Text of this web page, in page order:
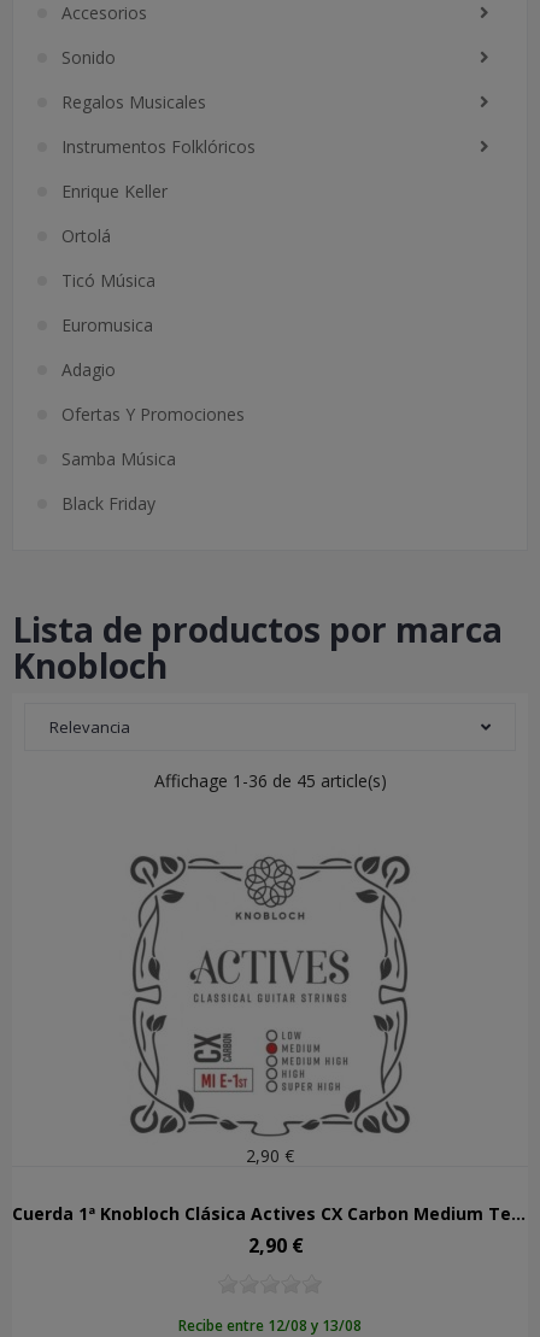
Accesorios
Sonido
Regalos Musicales
Instrumentos Folklóricos
Enrique Keller
Ortolá
Ticó Música
Euromusica
Adagio
Ofertas Y Promociones
Samba Música
Black Friday
Lista de productos por marca
Knobloch
Relevancia
Affichage 1-36 de 45 article(s)
2,90 €
Cuerda 1ª Knobloch Clásica Actives CX Carbon Medium Tension 301ACX
Precio
2,90 €
Recibe entre 12/08 y 13/08